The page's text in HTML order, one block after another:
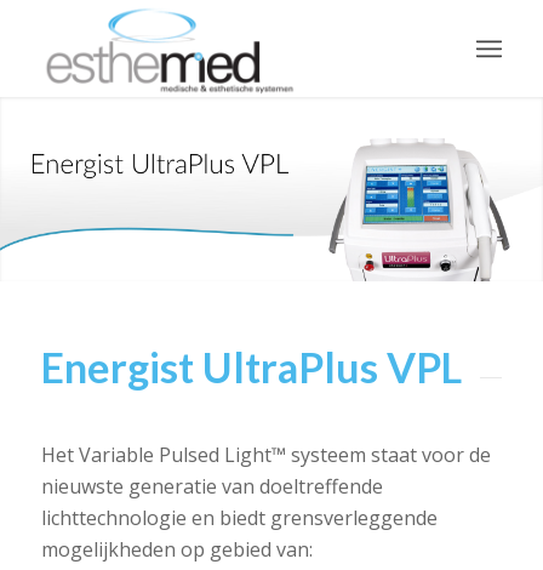
Energist UltraPlus VPL
Het Variable Pulsed Light™ systeem staat voor de
nieuwste generatie van doeltreffende
lichttechnologie en biedt grensverleggende
mogelijkheden op gebied van: